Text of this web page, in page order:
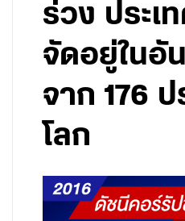
ร่วง ประเ
จัดอยู่ในอั
จาก 176 ป
โลก